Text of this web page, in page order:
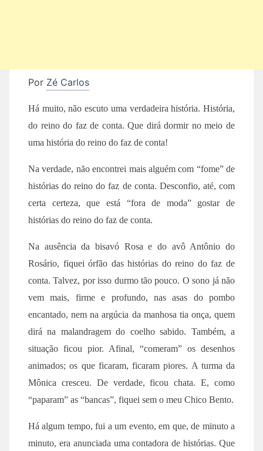
Por Zé Carlos
Há muito, não escuto uma verdadeira história. História,
do reino do faz de conta. Que dirá dormir no meio de
uma história do reino do faz de conta!
Na verdade, não encontrei mais alguém com “fome” de
histórias do reino do faz de conta. Desconfio, até, com
certa certeza, que está “fora de moda” gostar de
histórias do reino do faz de conta.
Na ausência da bisavó Rosa e do avô Antônio do
Rosário, fiquei órfão das histórias do reino do faz de
conta. Talvez, por isso durmo tão pouco. O sono já não
vem mais, firme e profundo, nas asas do pombo
encantado, nem na argúcia da manhosa tia onça, quem
dirá na malandragem do coelho sabido. Também, a
situação ficou pior. Afinal, “comeram” os desenhos
animados; os que ficaram, ficaram piores. A turma da
Mônica cresceu. De verdade, ficou chata. E, como
“paparam” as “bancas”, fiquei sem o meu Chico Bento.
Há algum tempo, fui a um evento, em que, de minuto a
minuto, era anunciada uma contadora de histórias. Que